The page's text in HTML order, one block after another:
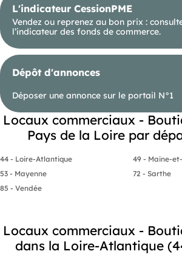
L'indicateur CessionPME
Vendez ou reprenez au bon prix :
l’indicateur des fonds de commerce.
Dépôt d'annonces
Déposer une annonce sur le portail N°1
Locaux commerciaux -
Pays de la Loire par
44 - Loire-Atlantique
49 - Maine-
53 - Mayenne
72 - Sarthe
85 - Vendée
Locaux commerciaux -
dans la Loire-Atlantique